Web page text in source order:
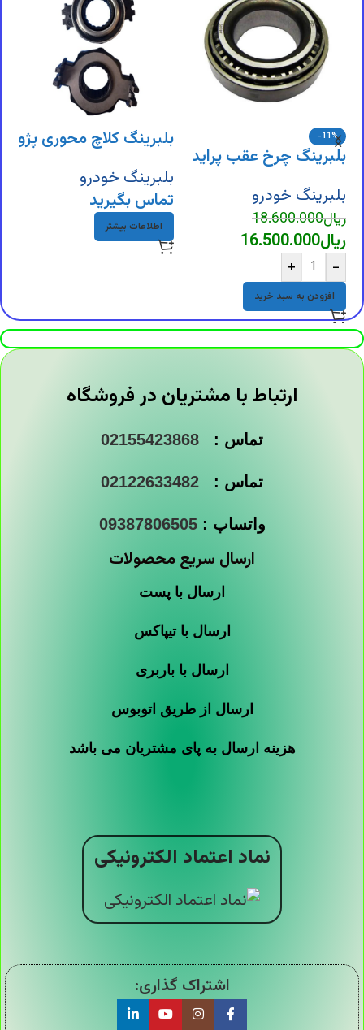
-11%
بلبرینگ چرخ عقب پراید
بلبرینگ خودرو
ریال18.600.000
ریال16.500.000
-
+
افزودن به سبد خرید
بلبرینگ کلاچ محوری پژو
بلبرینگ خودرو
تماس بگیرید
اطلاعات بیشتر
ارتباط با مشتریان در فروشگاه
تماس : 02155423868
تماس : 02122633482
واتساپ :09387806505
ارسال سریع محصولات
ارسال با پست
ارسال با تیپاکس
ارسال با باربری
ارسال از طریق اتوبوس
هزینه ارسال به پای مشتریان می باشد
نماد اعتماد الکترونیکی
اشتراک گذاری: